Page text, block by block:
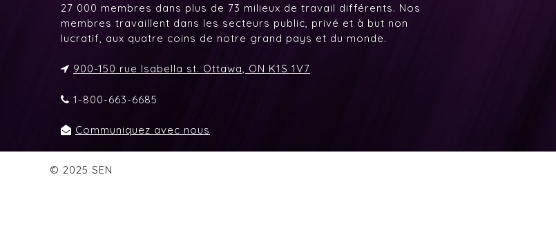
27 000 membres dans plus de 73 milieux de travail différents. Nos
membres travaillent dans les secteurs public, privé et à but non
lucratif, aux quatre coins de notre grand pays et du monde.
900-150 rue Isabella st. Ottawa, ON K1S 1V7
1-800-663-6685
Communiquez avec nous
© 2025 SEN